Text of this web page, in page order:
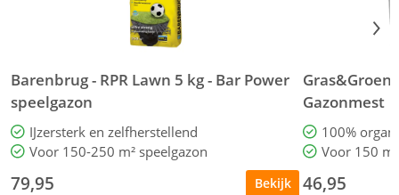
Barenbrug - RPR Lawn 5 kg - Bar Power
speelgazon
IJzersterk en zelfherstellend
Voor 150-250 m² speelgazon
79,95 Bekijk
Gras&Groen
Gazonmest
100%
Voor 150
46,95